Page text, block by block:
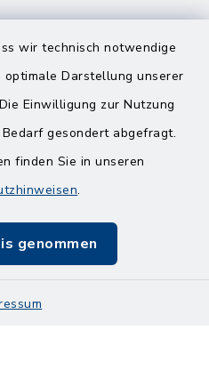
wir technisch notwendige
optimale Darstellung unserer
Einwilligung zur Nutzung
gesondert abgefragt.
finden Sie in unseren
.
genommen